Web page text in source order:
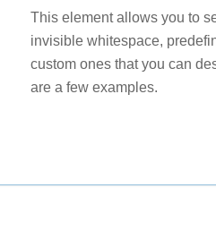
This element allows you to
invisible whitespace,
custom ones that you can
are a few examples.